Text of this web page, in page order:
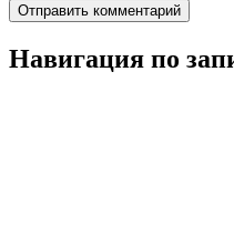
Навигация по